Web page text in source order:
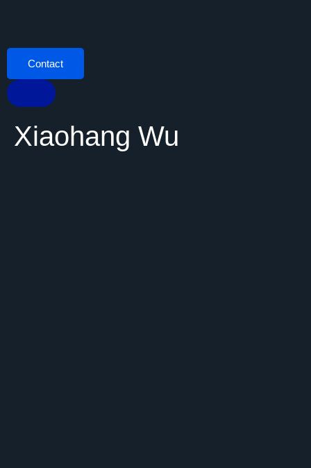
Contact
Xiaohang Wu